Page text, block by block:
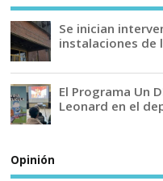
Se inician
instalaciones de
El Programa Un
Leonard en el
Opinión